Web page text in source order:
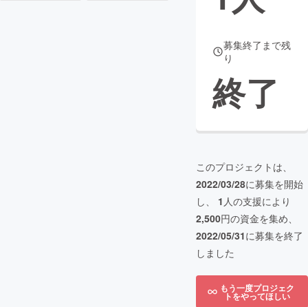
コミュニティ
募集終了まで残
り
終了
このプロジェクトは、
2022/03/28に募集を開始
し、 1 人の支援により
2,500円の資金を集め、
2022/05/31に募集を終了
しました
もう一度プロジェク
トをやってほしい